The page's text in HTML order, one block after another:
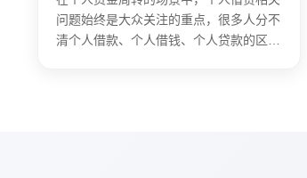
问题始终是大众关注的重点，很多人分不
清个人借款、个人借钱、个人贷款的区